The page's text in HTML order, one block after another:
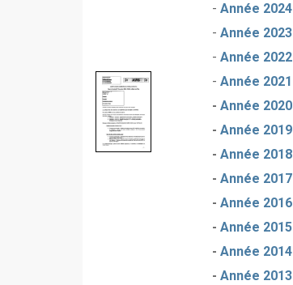
- Année 2024
- Année 2023
- Année 2022
- Année 2021
- Année 2020
- Année 2019
- Année 2018
- Année 2017
- Année 2016
- Année 2015
- Année 2014
- Année 2013